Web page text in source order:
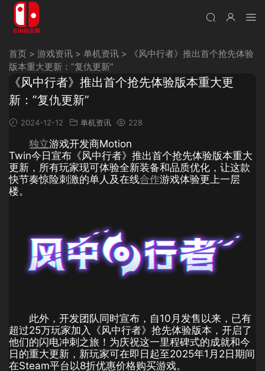
首页 > 游戏资讯 > 单机资讯 >
《风中行者》推出首个抢先体验
版本重大更新：”复仇更新”
《风中行者》推出首个抢先体验版本重大更
新：”复仇更新”
2024-12-12 单机资讯 228
独立游戏开发商Motion
Twin今日宣布《风中行者》推出首个抢先体验版本重大
更新，所有玩家现可体验全新装备和品质优化，让这款
快节奏惊险刺激的单人及在线合作游戏体验更上一层
楼。
此外，开发团队同时宣布，自10月发售以来，已有
超过25万玩家加入《风中行者》抢先体验版本，开启了
他们的闪电冲刺之旅！为庆祝这一里程碑式的成就和今
日的重大更新，新玩家可在即日起至2025年1月2日期间
在Steam平台以8折优惠价格购买游戏。